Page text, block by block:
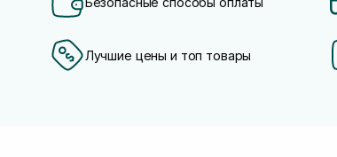
Лучшие цены и топ товары